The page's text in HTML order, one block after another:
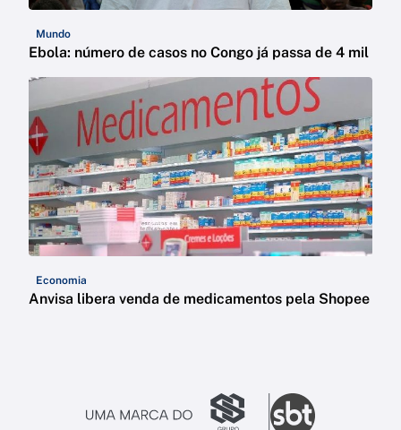
Mundo
Ebola: número de casos no Congo já passa de 4 mil
Economia
Anvisa libera venda de medicamentos pela Shopee